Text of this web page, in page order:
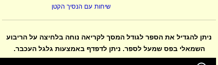
שיחות עם הנסיך הקטן
ניתן להגדיל את הספר לגודל המסך לקריאה נוחה בלחיצה על הריבוע
השמאלי בפס שמעל לספר. ניתן לדפדף באמצעות גלגל העכבר.